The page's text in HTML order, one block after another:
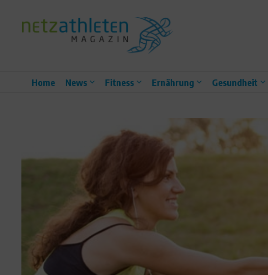
Home News Fitness Ernährung Gesundheit